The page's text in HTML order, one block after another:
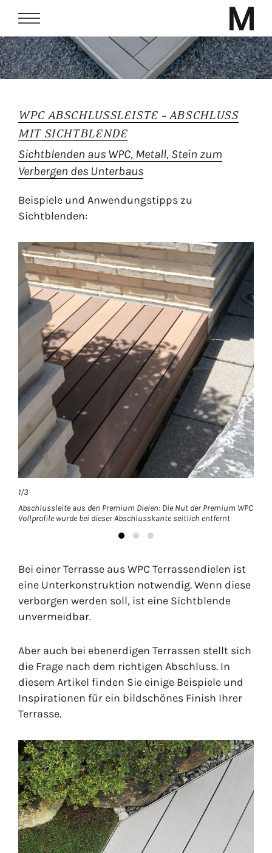
WPC ABSCHLUSSLEISTE – ABSCHLUSS
MIT SICHTBLENDE
Sichtblenden aus WPC, Metall, Stein zum
Verbergen des Unterbaus
Beispiele und Anwendungstipps zu
Sichtblenden:
1/3
Abschlussleite aus den Premium Dielen: Die Nut der Premium WPC
Vollprofile wurde bei dieser Abschlusskante seitlich entfernt
Bei einer Terrasse aus WPC Terrassendielen ist
eine Unterkonstruktion notwendig. Wenn diese
verborgen werden soll, ist eine Sichtblende
unvermeidbar.
Aber auch bei ebenerdigen Terrassen stellt sich
die Frage nach dem richtigen Abschluss. In
diesem Artikel finden Sie einige Beispiele und
Inspirationen für ein bildschönes Finish Ihrer
Terrasse.